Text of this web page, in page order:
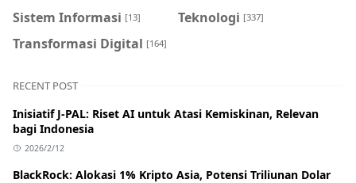
Sistem Informasi [13] Teknologi [337]
Transformasi Digital [164]
RECENT POST
Inisiatif J-PAL: Riset AI untuk Atasi Kemiskinan, Relevan
bagi Indonesia
2026/2/12
BlackRock: Alokasi 1% Kripto Asia, Potensi Triliunan Dolar